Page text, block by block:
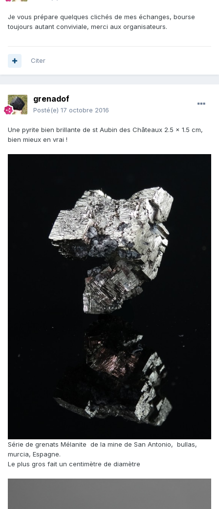
Je vous prépare quelques clichés de mes échanges, bourse
toujours autant conviviale, merci aux organisateurs.
Citer
grenadof
Posté(e) 17 octobre 2016
Une pyrite bien brillante de st Aubin des Châteaux 2.5 x 1.5 cm,
bien mieux en vrai !
Série de grenats Mélanite de la mine de San Antonio, bullas,
murcia, Espagne.
Le plus gros fait un centimètre de diamètre